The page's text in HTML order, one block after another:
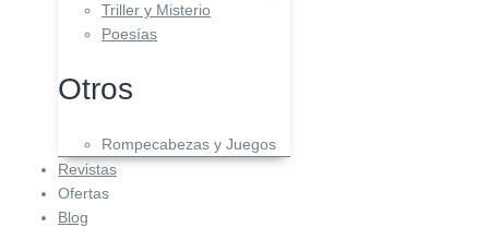
Triller y Misterio
Poesías
Otros
Rompecabezas y Juegos
Revistas
Ofertas
Blog